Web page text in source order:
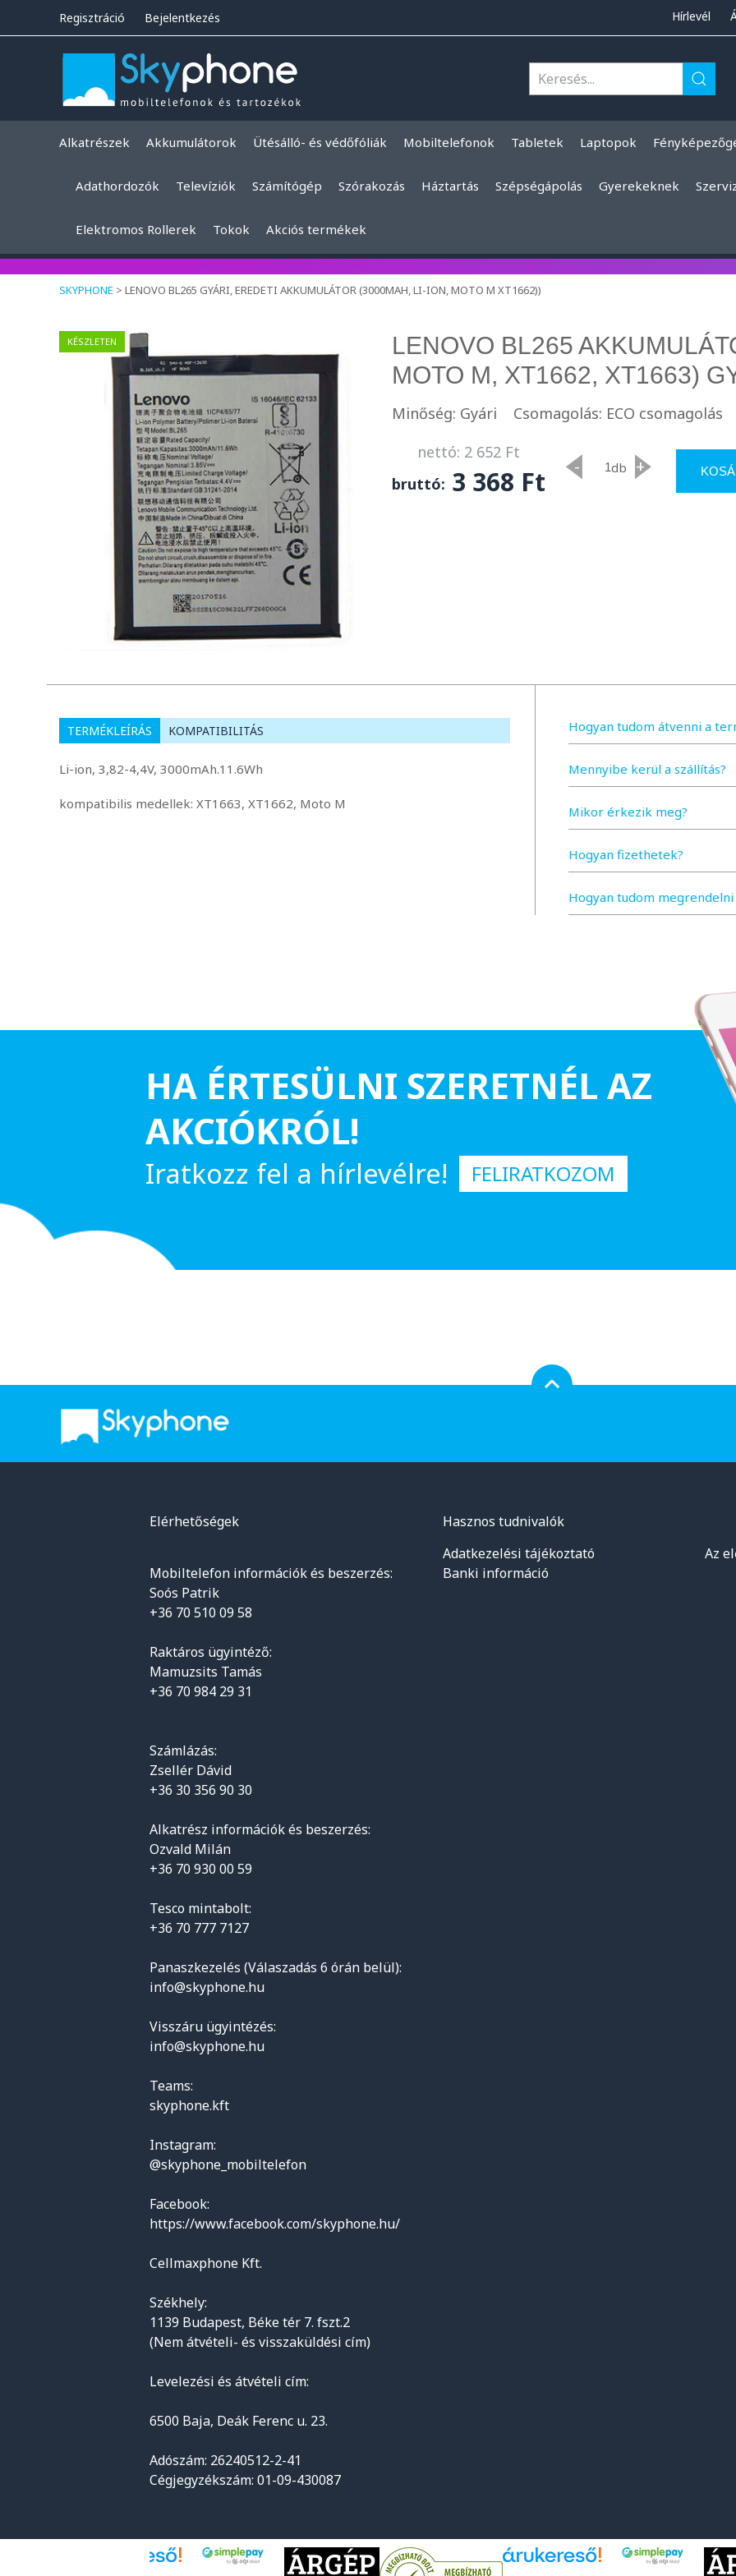
Regisztráció Bejelentkezés Hírlevél
Alkatrészek Akkumulátorok Ütésálló- és védőfóliák Mobiltelefonok Tabletek Laptopok
Adathordozók Televíziók Számítógép Szórakozás Háztartás Szépségápolás Gyerekeknek
Elektromos Rollerek Tokok Akciós termékek
SKYPHONE > LENOVO BL265 GYÁRI, EREDETI AKKUMULÁTOR (3000MAH, LI-ION, MOTO M XT1662))
KÉSZLETEN
LENOVO BL265
MOTO M, XT1662, XT1663)
Minőség: Gyári Csomagolás: ECO csomagolás
nettó: 2 652 Ft
bruttó: 3 368 Ft - db +
Hogyan tudom átvenni a
Mennyibe kerül a szállítás?
Mikor érkezik meg?
Hogyan fizethetek?
Hogyan tudom
TERMÉKLEÍRÁS KOMPATIBILITÁS
Li-ion, 3,82-4,4V, 3000mAh.11.6Wh
kompatibilis medellek: XT1663, XT1662, Moto M
HA ÉRTESÜLNI SZERETNÉL AZ
AKCIÓKRÓL!
Iratkozz fel a hírlevélre! FELIRATKOZOM
Elérhetőségek
Mobiltelefon információk és beszerzés:
Soós Patrik
+36 70 510 09 58
Raktáros ügyintéző:
Mamuzsits Tamás
+36 70 984 29 31
Számlázás:
Zsellér Dávid
+36 30 356 90 30
Alkatrész információk és beszerzés:
Ozvald Milán
+36 70 930 00 59
Tesco mintabolt:
+36 70 777 7127
Panaszkezelés (Válaszadás 6 órán belül):
info@skyphone.hu
Visszáru ügyintézés:
info@skyphone.hu
Teams:
skyphone.kft
Instagram:
@skyphone_mobiltelefon
Facebook:
https://www.facebook.com/skyphone.hu/
Cellmaxphone Kft.
Székhely:
1139 Budapest, Béke tér 7. fszt.2
(Nem átvételi- és visszaküldési cím)
Levelezési és átvételi cím:
6500 Baja, Deák Ferenc u. 23.
Adószám: 26240512-2-41
Cégjegyzékszám: 01-09-430087
Hasznos tudnivalók
Adatkezelési tájékoztató
Banki információ
Az